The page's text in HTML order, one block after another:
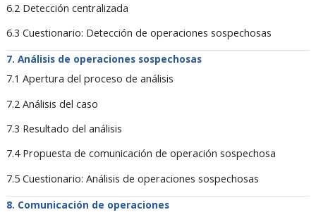
6.2 Detección centralizada
6.3 Cuestionario: Detección de operaciones sospechosas
Análisis de operaciones sospechosas
7.1 Apertura del proceso de análisis
7.2 Análisis del caso
7.3 Resultado del análisis
7.4 Propuesta de comunicación de operación sospechosa
7.5 Cuestionario: Análisis de operaciones sospechosas
Comunicación de operaciones